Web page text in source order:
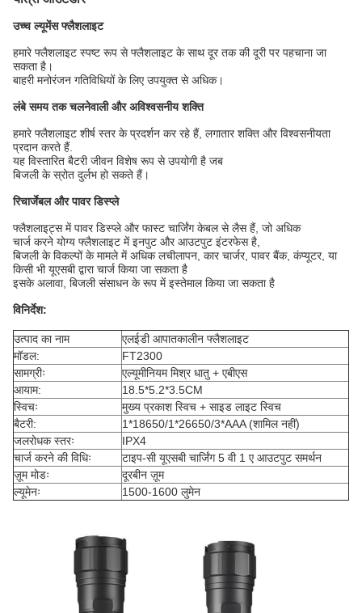
उच्च ल्यूमेंस फ्लैशलाइट
हमारे फ्लैशलाइट स्पष्ट रूप से फ्लैशलाइट के साथ दूर तक की दूरी पर पहचाना जा
सकता है।
बाहरी मनोरंजन गतिविधियों के लिए उपयुक्त से अधिक।
लंबे समय तक चलनेवाली और अविश्वसनीय शक्ति
हमारे फ्लैशलाइट शीर्ष स्तर के प्रदर्शन कर रहे हैं, लगातार शक्ति और विश्वसनीयता
प्रदान करते हैं.
यह विस्तारित बैटरी जीवन विशेष रूप से उपयोगी है जब
बिजली के स्रोत दुर्लभ हो सकते हैं।
रिचार्जेबल और पावर डिस्प्ले
फ्लैशलाइट्स में पावर डिस्प्ले और फास्ट चार्जिंग केबल से लैस हैं, जो अधिक
चार्ज करने योग्य फ्लैशलाइट में इनपुट और आउटपुट इंटरफेस है,
बिजली के विकल्पों के मामले में अधिक लचीलापन, कार चार्जर, पावर बैंक, कंप्यूटर, या
किसी भी यूएसबी द्वारा चार्ज किया जा सकता है
इसके अलावा, बिजली संसाधन के रूप में इस्तेमाल किया जा सकता है
विनिर्देश:
उत्पाद का नाम
एलईडी आपातकालीन फ्लैशलाइट
मॉडल:
FT2300
सामग्रीः
एल्यूमीनियम मिश्र धातु + एबीएस
आयाम:
18.5*5.2*3.5CM
स्विचः
मुख्य प्रकाश स्विच + साइड लाइट स्विच
बैटरी:
1*18650/1*26650/3*AAA (शामिल नहीं)
जलरोधक स्तरः
IPX4
चार्ज करने की विधिः
टाइप-सी यूएसबी चार्जिंग 5 वी 1 ए आउटपुट समर्थन
ज़ूम मोडः
दूरबीन ज़ूम
ल्यूमेनः
1500-1600 लुमेन